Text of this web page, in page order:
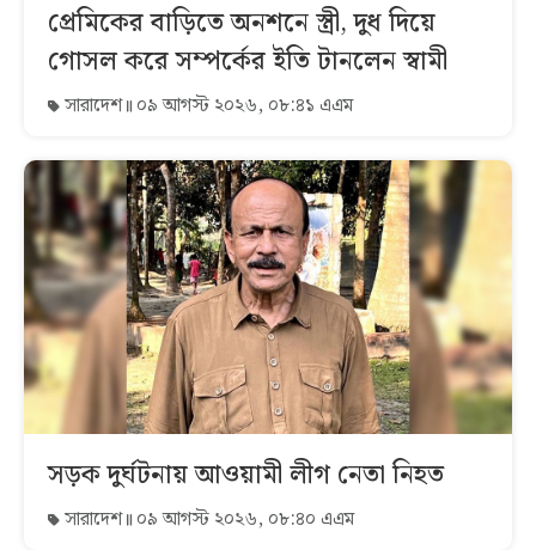
প্রেমিকের বাড়িতে অনশনে স্ত্রী, দুধ দিয়ে
গোসল করে সম্পর্কের ইতি টানলেন স্বামী
সারাদেশ ০৯ আগস্ট ২০২৬, ০৮:৪১ এএম
সড়ক দুর্ঘটনায় আওয়ামী লীগ নেতা নিহত
সারাদেশ ০৯ আগস্ট ২০২৬, ০৮:৪০ এএম